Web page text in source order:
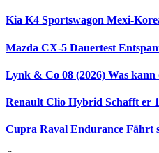
Kia K4 Sportswagon Mexi-
Mazda CX-5 Dauertest
Lynk & Co 08 (2026) Was
Renault Clio Hybrid Schafft er
Cupra Raval Endurance Fährt